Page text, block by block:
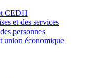
CEDH
et des services
personnes
union économique